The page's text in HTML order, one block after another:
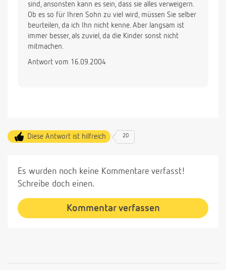
sind, ansonsten kann es sein, dass sie alles verweigern.
Ob es so für Ihren Sohn zu viel wird, müssen Sie selber
beurteilen, da ich Ihn nicht kenne. Aber langsam ist
immer besser, als zuviel, da die Kinder sonst nicht
mitmachen.
Antwort vom 16.09.2004
Diese Antwort ist hilfreich 20
Es wurden noch keine Kommentare verfasst!
Schreibe doch einen.
Kommentar verfassen